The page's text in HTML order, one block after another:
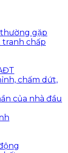
gặp
tranh chấp
chấm dứt,
của nhà đầu